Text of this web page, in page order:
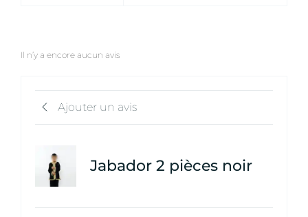
Il n’y a encore aucun avis
Ajouter un avis
Jabador 2 pièces noir